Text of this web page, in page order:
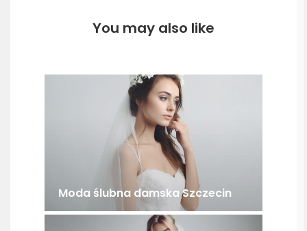
You may also like
Moda ślubna damska Szczecin